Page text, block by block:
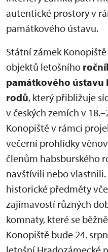
autentické prostory v
památkového ústavu.
Státní zámek
objektů letošního
památkového ústavu
rodů, který přibližuje
v českých zemích v
Konopiště v rámci
večerní prohlídky
členům habsburského
navštívili nebo
historické předměty
zajímavostí různých
komnaty, které se
Konopiště bude 24.